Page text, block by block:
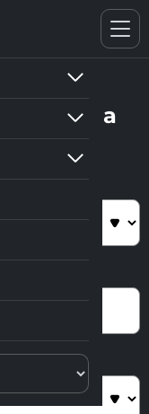
căutare a